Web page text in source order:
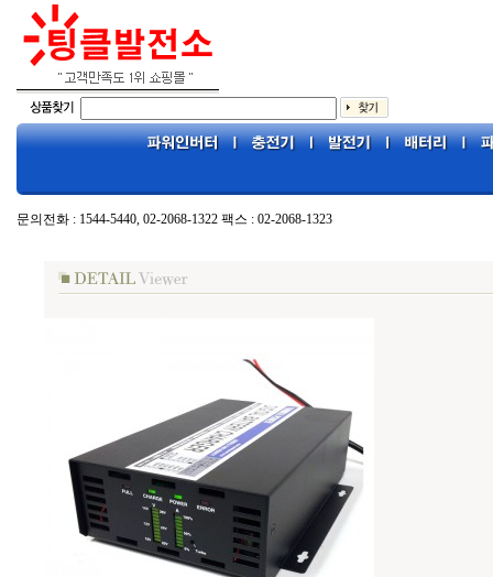
문의전화 : 1544-5440, 02-2068-1322 팩스 : 02-2068-1323